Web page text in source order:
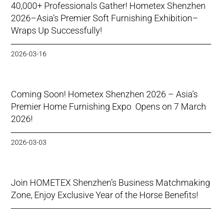
40,000+ Professionals Gather! Hometex Shenzhen
2026–Asia’s Premier Soft Furnishing Exhibition–
Wraps Up Successfully!
2026-03-16
Coming Soon! Hometex Shenzhen 2026 – Asia’s
Premier Home Furnishing Expo Opens on 7 March
2026!
2026-03-03
Join HOMETEX Shenzhen’s Business Matchmaking
Zone, Enjoy Exclusive Year of the Horse Benefits!